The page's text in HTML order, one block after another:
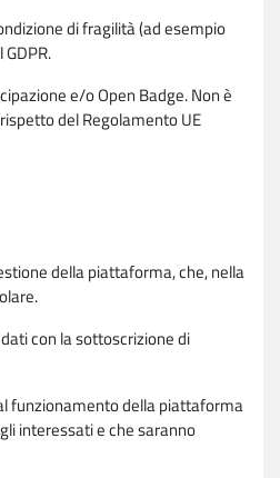
di fragilità (ad esempio
e/o Open Badge. Non è
del Regolamento UE
della piattaforma, che, nella
con la sottoscrizione di
funzionamento della piattaforma
interessati e che saranno